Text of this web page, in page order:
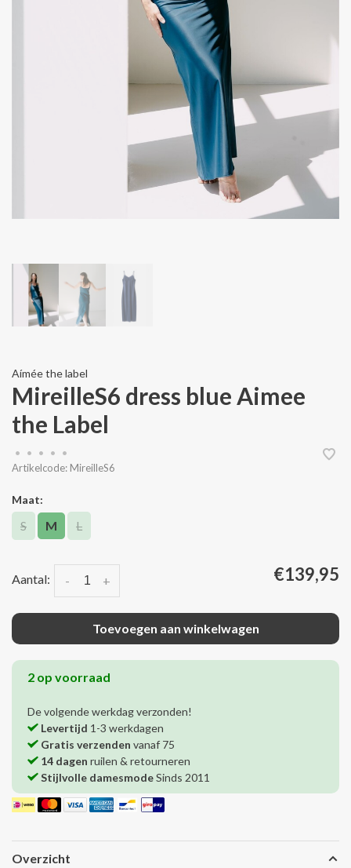
Aímée the label
MireilleS6 dress blue Aimee
the Label
• • • •
•
Artikelcode: MireilleS6
Maat:
S M L
Aantal: +
- €139,95
Toevoegen aan winkelwagen
2 op voorraad
De volgende werkdag verzonden!
Levertijd 1-3 werkdagen
Gratis verzenden vanaf 75
14 dagen ruilen & retourneren
Stijlvolle damesmodeSinds 2011
Overzicht